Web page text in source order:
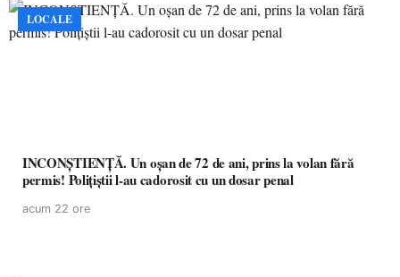
LOCALE
INCONȘTIENȚĂ. Un oșan de 72 de ani, prins la volan fără
permis! Polițiștii l-au cadorosit cu un dosar penal
acum 22 ore